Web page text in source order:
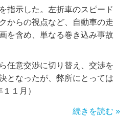
指示した。左折車のスピード
からの視点など、自動車の走
を含め、単なる巻き込み事故
任意交渉に切り替え、交渉を
となったが、弊所にとっては
１１月）
続きを読む »